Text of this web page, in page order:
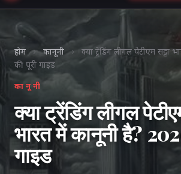
होम › कानूनी ›
क्या ट्रेंडिंग लीगल पेटीएम सट्टा
की पूरी गाइड
कानूनी
क्या ट्रेंडिंग लीगल
भारत में कानूनी है?
गाइड